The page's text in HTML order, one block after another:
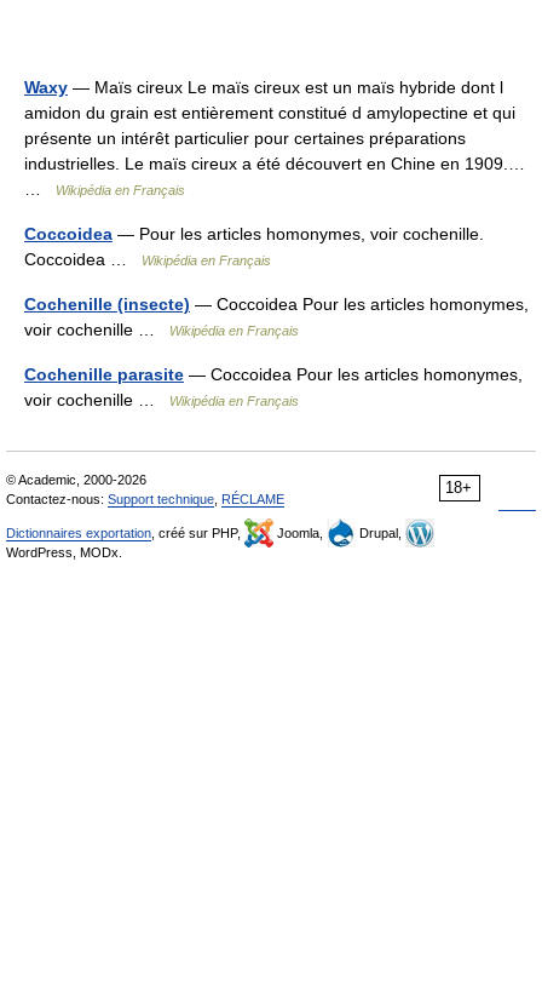
Waxy — Maïs cireux Le maïs cireux est un maïs hybride dont l
amidon du grain est entièrement constitué d amylopectine et qui
présente un intérêt particulier pour certaines préparations
industrielles. Le maïs cireux a été découvert en Chine en 1909.…
…
Wikipédia en Français
Coccoidea — Pour les articles homonymes, voir cochenille.
Coccoidea …
Wikipédia en Français
Cochenille (insecte) — Coccoidea Pour les articles homonymes,
voir cochenille …
Wikipédia en Français
Cochenille parasite — Coccoidea Pour les articles homonymes,
voir cochenille …
Wikipédia en Français
18+
© Academic, 2000-2026
Contactez-nous: Support technique RÉCLAME
Dictionnaires exportation , créé sur PHP, Joomla,
Drupal,
WordPress, MODx.